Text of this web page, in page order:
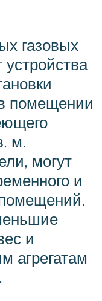
газовых
устройства
помещении
м.
могут
и
и
агрегатам